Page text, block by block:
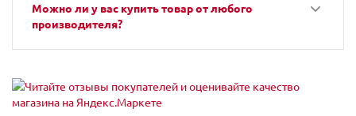
Можно ли у вас купить товар от любого
производителя?